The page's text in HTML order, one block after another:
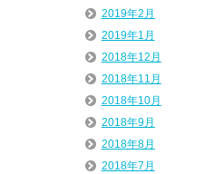
2019年2月
2019年1月
2018年12月
2018年11月
2018年10月
2018年9月
2018年8月
2018年7月